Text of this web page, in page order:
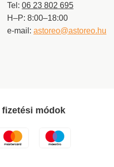
Tel: 06 23 802 695
H–P: 8:00–18:00
e-mail: astoreo@astoreo.hu
módok